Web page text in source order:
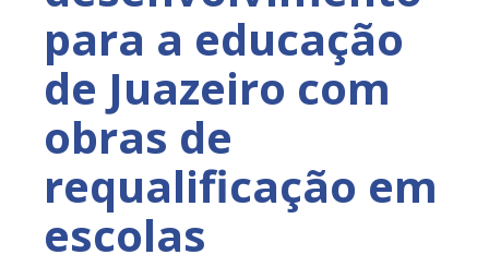
para a educação
de Juazeiro com
obras de
requalificação em
escolas